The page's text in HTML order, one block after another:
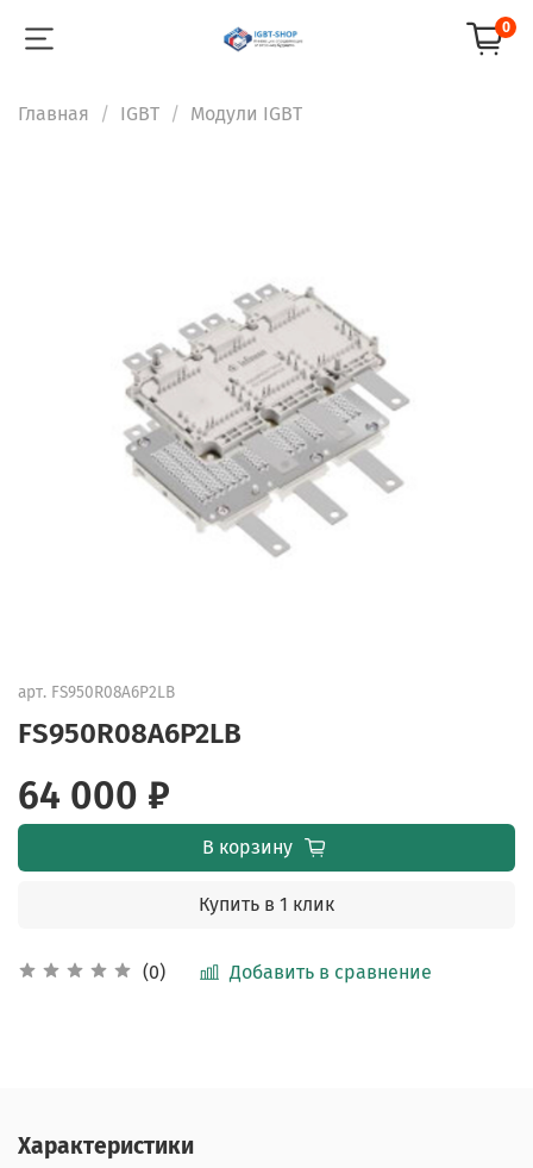
0
Главная IGBT Модули IGBT
арт. FS950R08A6P2LB
FS950R08A6P2LB
(0) Добавить в сравнение
64 000 ₽
В корзину
Купить в 1 клик
Характеристики